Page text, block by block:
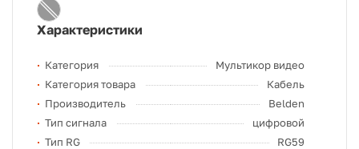
Характеристики
Категория
Мультикор видео
Категория товара
Кабель
Производитель
Belden
Тип сигнала
цифровой
Тип RG
RG59